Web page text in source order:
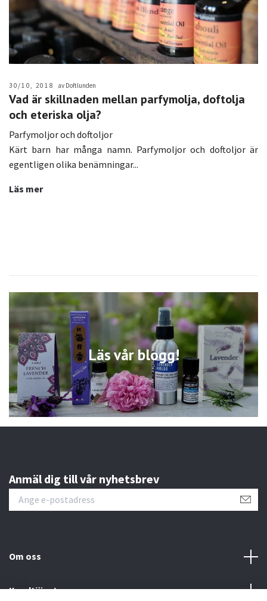
Läs vår blogg!
30/10, 2018 av Doftlunden
Vad är skillnaden mellan parfymolja, doftolja
och eteriska olja?
Parfymoljor och doftoljor
Kärt barn har många namn. Parfymoljor och doftoljor är
egentligen olika benämningar...
Läs mer
Anmäl dig till vår nyhetsbrev
Om oss
Kundtjänst